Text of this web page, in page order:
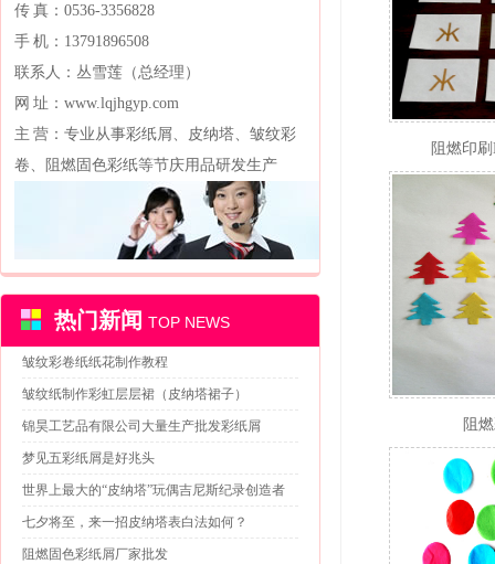
传 真：0536-3356828
手 机：13791896508
联系人：丛雪莲（总经理）
网 址：www.lqjhgyp.com
主 营：专业从事彩纸屑、皮纳塔、皱纹彩
卷、阻燃固色彩纸等节庆用品研发生产
热门新闻 TOP NEWS
皱纹彩卷纸纸花制作教程
皱纹纸制作彩虹层层裙（皮纳塔裙子）
锦昊工艺品有限公司大量生产批发彩纸屑
梦见五彩纸屑是好兆头
世界上最大的“皮纳塔”玩偶吉尼斯纪录创造者
七夕将至，来一招皮纳塔表白法如何？
阻燃固色彩纸屑厂家批发
阻燃印
阻